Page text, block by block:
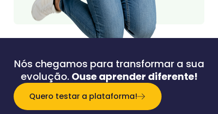
Nós chegamos para transformar a sua
evolução. Ouse aprender diferente!
Quero testar a plataforma!